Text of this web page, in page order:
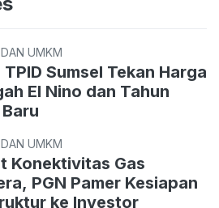
UMKM
Sumsel Tekan Harga
El Nino dan Tahun
UMKM
Konektivitas Gas
PGN Pamer Kesiapan
ke Investor